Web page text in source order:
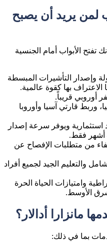
لمن يريد أن يصبح
تفتح الأبواب أمام الجنسية
بدون تأشيرة إلى 90 دولة وإصدار التأشيرات المبسطة
بها كقوة عالمية.
أوروبي قريباً.
قارتي آسيا وأوروبا
ويوفر سرعة إصدار
من متطلبات الإفصاح عن
والتعليم الجيد لجميع أفراد
وامتيازات الحياة الحرة
الأوسط.
مانزارا أدالار؟
بما في ذلك: